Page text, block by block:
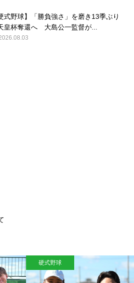
式野球】「勝負強さ」を磨き13季ぶり
皇杯奪還へ 大島公一監督が...
硬式野球